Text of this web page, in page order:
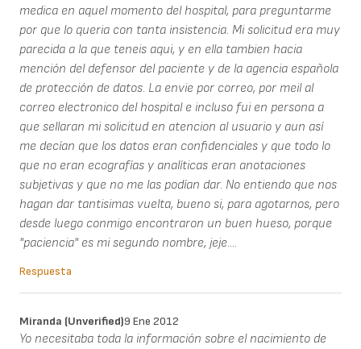
medica en aquel momento del hospital, para preguntarme
por que lo queria con tanta insistencia. Mi solicitud era muy
parecida a la que teneis aqui, y en ella tambien hacia
mención del defensor del paciente y de la agencia española
de protección de datos. La envie por correo, por meil al
correo electronico del hospital e incluso fui en persona a
que sellaran mi solicitud en atencion al usuario y aun así
me decían que los datos eran confidenciales y que todo lo
que no eran ecografías y analíticas eran anotaciones
subjetivas y que no me las podían dar. No entiendo que nos
hagan dar tantisimas vuelta, bueno si, para agotarnos, pero
desde luego conmigo encontraron un buen hueso, porque
"paciencia" es mi segundo nombre, jeje....
Respuesta
Miranda (unverified)9 Ene 2012
Yo necesitaba toda la información sobre el nacimiento de